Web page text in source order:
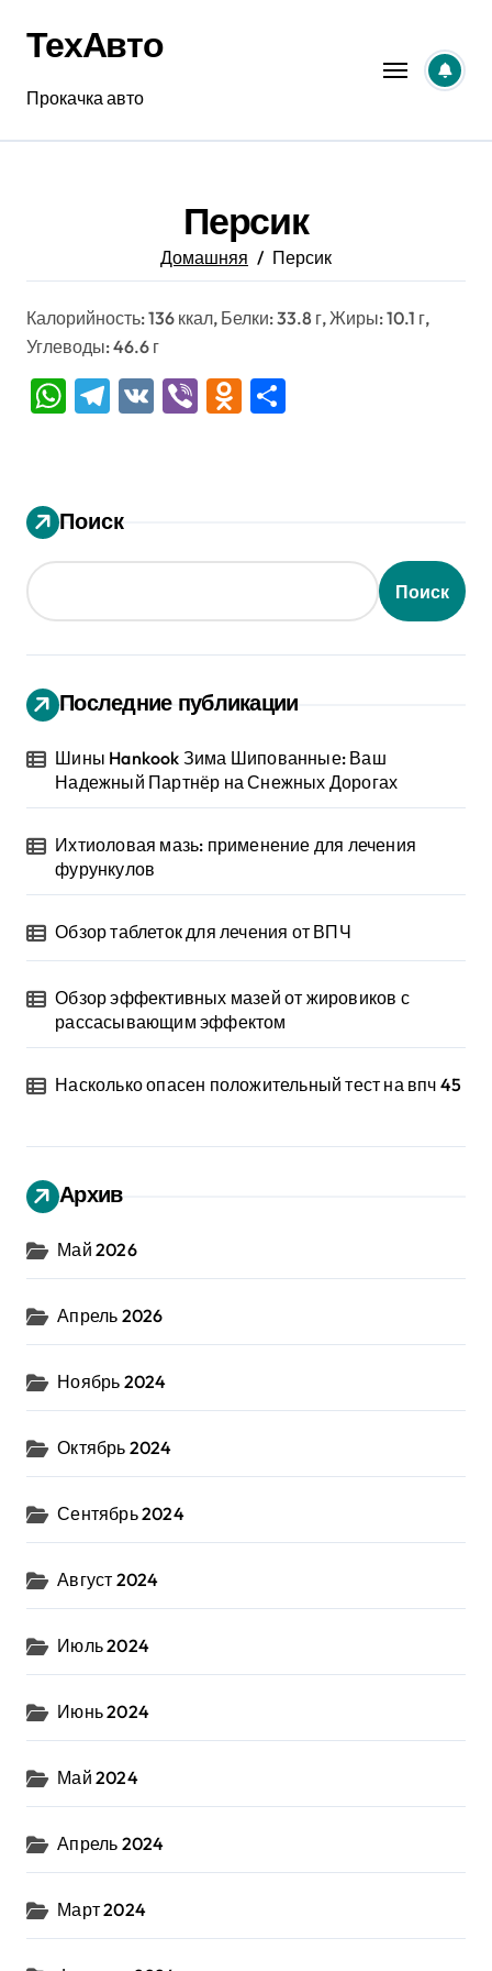
содержанию
ТехАвто
Прокачка авто
Персик
Домашняя Персик
Калорийность: 136 ккал, Белки: 33.8 г, Жиры: 10.1 г,
Углеводы: 46.6 г
WhatsApp
Telegram
VK ViberOdnoklassniki
Поиск
Поиск
Последние публикации
Шины Hankook Зима Шипованные: Ваш
Надежный Партнёр на Снежных Дорогах
Ихтиоловая мазь: применение для лечения
фурункулов
Обзор таблеток для лечения от ВПЧ
Обзор эффективных мазей от жировиков с
рассасывающим эффектом
Насколько опасен положительный тест на впч 45
Архив
Май 2026
Апрель 2026
Ноябрь 2024
Октябрь 2024
Сентябрь 2024
Август 2024
Июль 2024
Июнь 2024
Май 2024
Апрель 2024
Март 2024